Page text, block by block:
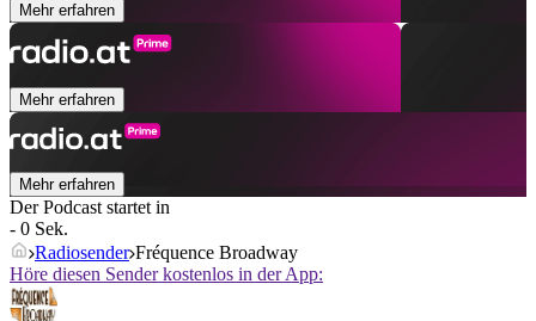
Mehr erfahren
Mehr erfahren
Mehr erfahren
Der Podcast startet in
- 0 Sek.
Radiosender Fréquence Broadway
Höre diesen Sender kostenlos in der App: